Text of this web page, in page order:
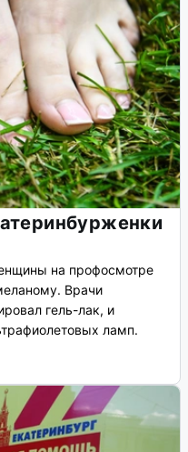
на профосмотре
Врачи
гель-лак, и
ламп.